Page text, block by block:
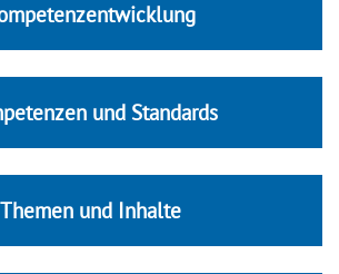
und Standards
Themen und Inhalte